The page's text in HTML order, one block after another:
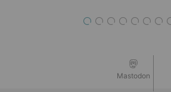
1 2 3 4 5 6 7
Mastodon